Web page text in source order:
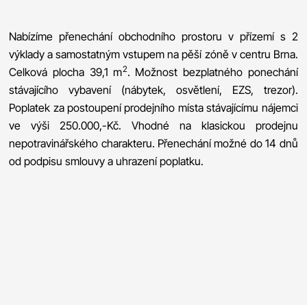
Nabízíme přenechání obchodního prostoru v přízemí s 2
výklady a samostatným vstupem na pěší zóně v centru Brna.
Celková plocha 39,1 m2. Možnost bezplatného ponechání
stávajícího vybavení (nábytek, osvětlení, EZS, trezor).
Poplatek za postoupení prodejního místa stávajícímu nájemci
ve výši 250.000,-Kč. Vhodné na klasickou prodejnu
nepotravinářského charakteru. Přenechání možné do 14 dnů
od podpisu smlouvy a uhrazení poplatku.